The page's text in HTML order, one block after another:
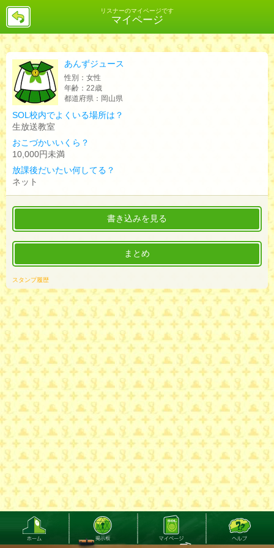
リスナーのマイページです
マイページ
戻
あんずジュース
性別： 女性
年齢： 22歳
都道府県： 岡山県
SOL校内でよくいる場所は？
生放送教室
おこづかいいくら？
10,000円未満
放課後だいたい何してる？
ネット
書き込みを見る
まとめ
スタンプ履歴